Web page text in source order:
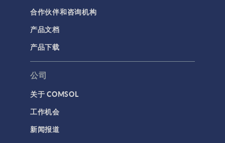
合作伙伴和咨询机构
产品文档
产品下载
公司
关于 COMSOL
工作机会
新闻报道